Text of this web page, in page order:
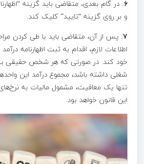
۶. در گام بعدی، متقاضی باید گزینه
و بر روی گزینه “تایید” کلیک کند.
۷. پس از آن، متقاضی باید با طی کردن
اطلاعات لازم، اقدام به ثبت اظهارنامه
خود کند. در صورتی که هر شخص حقیقی
شغلی داشته باشد، مجموع درآمد این
تنها یک معافیت، مشمول مالیات به
این قانون خواهد بود.